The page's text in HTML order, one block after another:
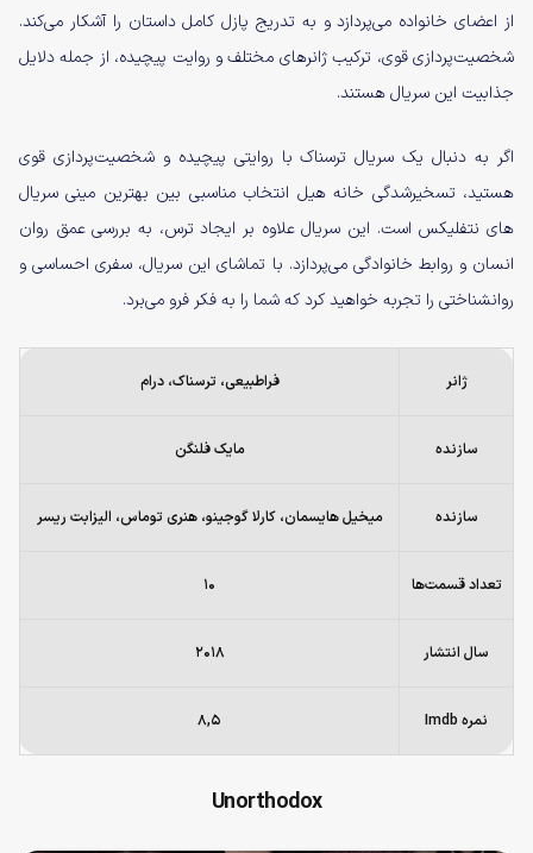
از اعضای خانواده می‌پردازد و به تدریج پازل کامل داستان را آشکار می‌کند.
شخصیت‌پردازی قوی، ترکیب ژانرهای مختلف و روایت پیچیده، از جمله دلایل
جذابیت این سریال هستند.
اگر به دنبال یک سریال ترسناک با روایتی پیچیده و شخصیت‌پردازی قوی
هستید، تسخیرشدگی خانه هیل انتخاب مناسبی بین بهترین مینی سریال
های نتفلیکس است. این سریال علاوه بر ایجاد ترس، به بررسی عمق روان
انسان و روابط خانوادگی می‌پردازد. با تماشای این سریال، سفری احساسی و
روانشناختی را تجربه خواهید کرد که شما را به فکر فرو می‌برد.
ژانر فراطبیعی، ترسناک، درام
سازنده مایک فلنگن
سازنده میخیل هایسمان، کارلا گوجینو، هنری توماس، الیزابت ریسر
تعداد قسمت‌ها ۱۰
سال انتشار ۲۰۱۸
نمره Imdb ۸,۵
Unorthodox